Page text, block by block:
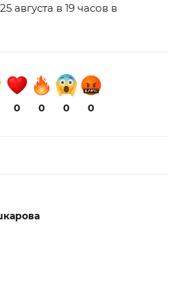
августа в 19 часов в
0 0 0 0